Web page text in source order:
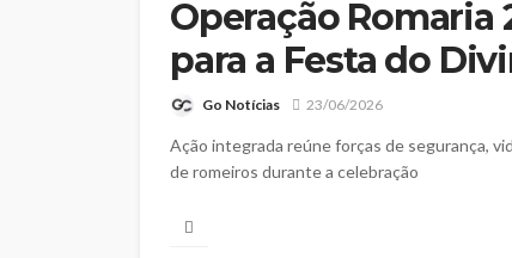
Operação Romaria
para a Festa do
Go Notícias 23/06/2026
Ação integrada reúne forças de segurança,
de romeiros durante a celebração